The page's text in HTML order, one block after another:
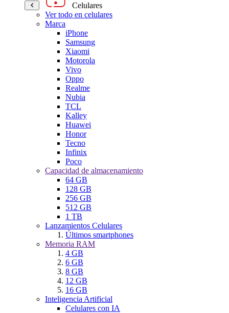
Celulares
Ver todo en celulares
Marca
iPhone
Samsung
Xiaomi
Motorola
Vivo
Oppo
Realme
Nubia
TCL
Kalley
Huawei
Honor
Tecno
Infinix
Poco
Capacidad de almacenamiento
64 GB
128 GB
256 GB
512 GB
1 TB
Lanzamientos Celulares
Últimos smartphones
Memoria RAM
4 GB
6 GB
8 GB
12 GB
16 GB
Inteligencia Artificial
Celulares con IA